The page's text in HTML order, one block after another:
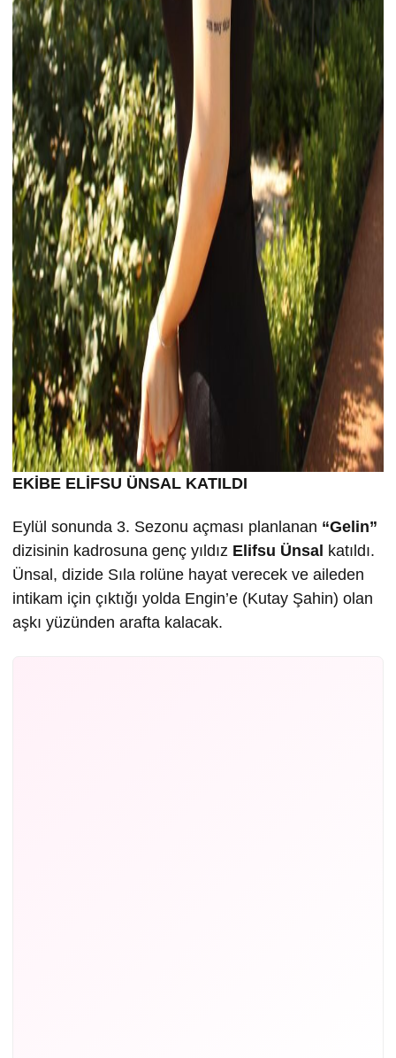
EKİBE ELİFSU ÜNSAL KATILDI
Eylül sonunda 3. Sezonu açması planlanan “Gelin”
dizisinin kadrosuna genç yıldız Elifsu Ünsal katıldı.
Ünsal, dizide Sıla rolüne hayat verecek ve aileden
intikam için çıktığı yolda Engin’e (Kutay Şahin) olan
aşkı yüzünden arafta kalacak.